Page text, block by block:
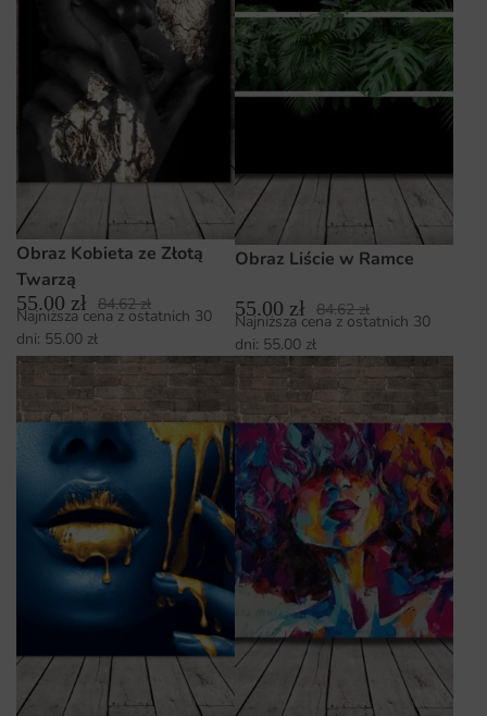
Obraz Kobieta ze Złotą
Twarzą
55.00 zł 84.62zł
Najniższa cena z ostatnich 30
dni: 55.00 zł
Obraz Liście w Ramce
55.00 zł 84.62zł
Najniższa cena z ostatnich 30
dni: 55.00 zł